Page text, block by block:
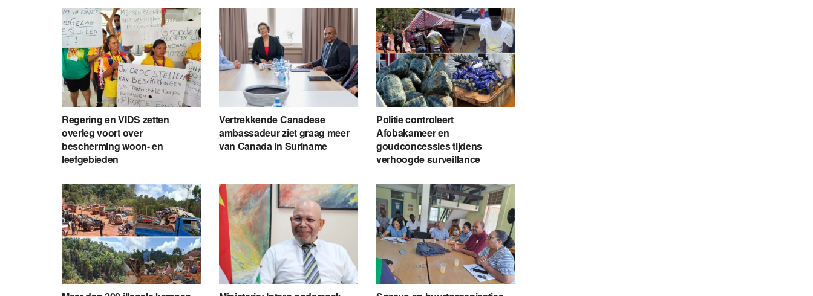
Regering en VIDS zetten
overleg voort over
bescherming woon- en
leefgebieden
Vertrekkende Canadese
ambassadeur ziet graag meer
van Canada in Suriname
Politie controleert
Afobakameer en
goudconcessies tijdens
verhoogde surveillance